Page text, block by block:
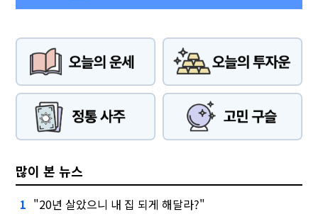
많이 본 뉴스
1 "20년 살았으니 내 집 되게 해달라?"